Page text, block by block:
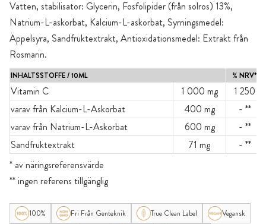
Vatten, stabilisator: Glycerin, Fosfolipider (från solros) 13%,
Natrium-L-askorbat, Kalcium-L-askorbat, Syrningsmedel:
Äppelsyra, Sandfruktextrakt, Antioxidationsmedel: Extrakt från
Rosmarin.
INHALTSSTOFFE / 10ML % NRV*
Vitamin C 1 000 mg
1 250
varav från Kalcium-L-Askorbat
400 mg
- **
varav från Natrium-L-Askorbat
600 mg
- **
Sandfruktextrakt
71 mg
- **
* av näringsreferensvärde
** ingen referens tillgänglig
100% Fri Från Genteknik True Clean Label
Vegansk